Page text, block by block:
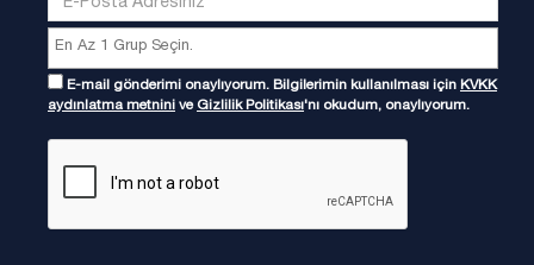
E-mail gönderimi onaylıyorum. Bilgilerimin kullanılması için KVKK
aydınlatma metnini ve Gizlilik Politikası'nı okudum, onaylıyorum.